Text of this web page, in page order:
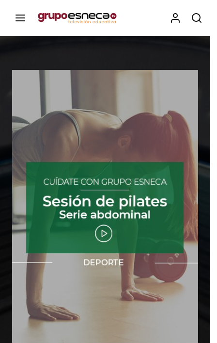
Esneca TV
Iniciar Sesión
Para iniciar sesión debes introducir el
mismo usuario y contraseña que utilizas
https://elcampusonline.com
Dirección de correo electrónico
Contraseña
ENTRAR
Recuérdame